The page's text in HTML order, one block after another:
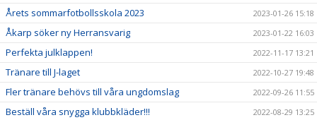
Årets sommarfotbollsskola 2023 2023-01-26 15:18
Åkarp söker ny Herransvarig 2023-01-22 16:03
Perfekta julklappen! 2022-11-17 13:21
Tränare till J-laget 2022-10-27 19:48
Fler tränare behövs till våra ungdomslag 2022-09-26 11:55
Beställ våra snygga klubbkläder!!! 2022-08-29 13:25